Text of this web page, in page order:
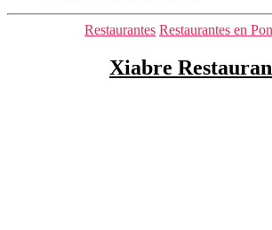
Categorías
Restaurantes Restaurantes en
Xiabre